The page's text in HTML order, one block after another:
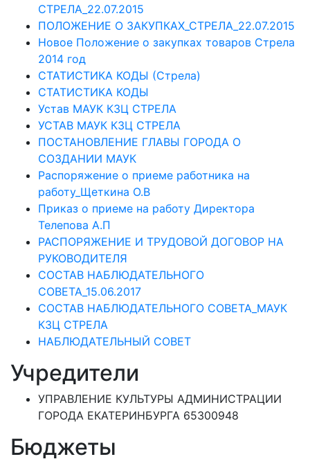
СТРЕЛА_22.07.2015
ПОЛОЖЕНИЕ О ЗАКУПКАХ_СТРЕЛА_22.07.2015
Новое Положение о закупках товаров Стрела
2014 год
СТАТИСТИКА КОДЫ (Стрела)
СТАТИСТИКА КОДЫ
Устав МАУК КЗЦ СТРЕЛА
УСТАВ МАУК КЗЦ СТРЕЛА
ПОСТАНОВЛЕНИЕ ГЛАВЫ ГОРОДА О
СОЗДАНИИ МАУК
Распоряжение о приеме работника на
работу_Щеткина О.В
Приказ о приеме на работу Директора
Телепова А.П
РАСПОРЯЖЕНИЕ И ТРУДОВОЙ ДОГОВОР НА
РУКОВОДИТЕЛЯ
СОСТАВ НАБЛЮДАТЕЛЬНОГО
СОВЕТА_15.06.2017
СОСТАВ НАБЛЮДАТЕЛЬНОГО СОВЕТА_МАУК
КЗЦ СТРЕЛА
НАБЛЮДАТЕЛЬНЫЙ СОВЕТ
Учредители
УПРАВЛЕНИЕ КУЛЬТУРЫ АДМИНИСТРАЦИИ
ГОРОДА ЕКАТЕРИНБУРГА 65300948
Бюджеты